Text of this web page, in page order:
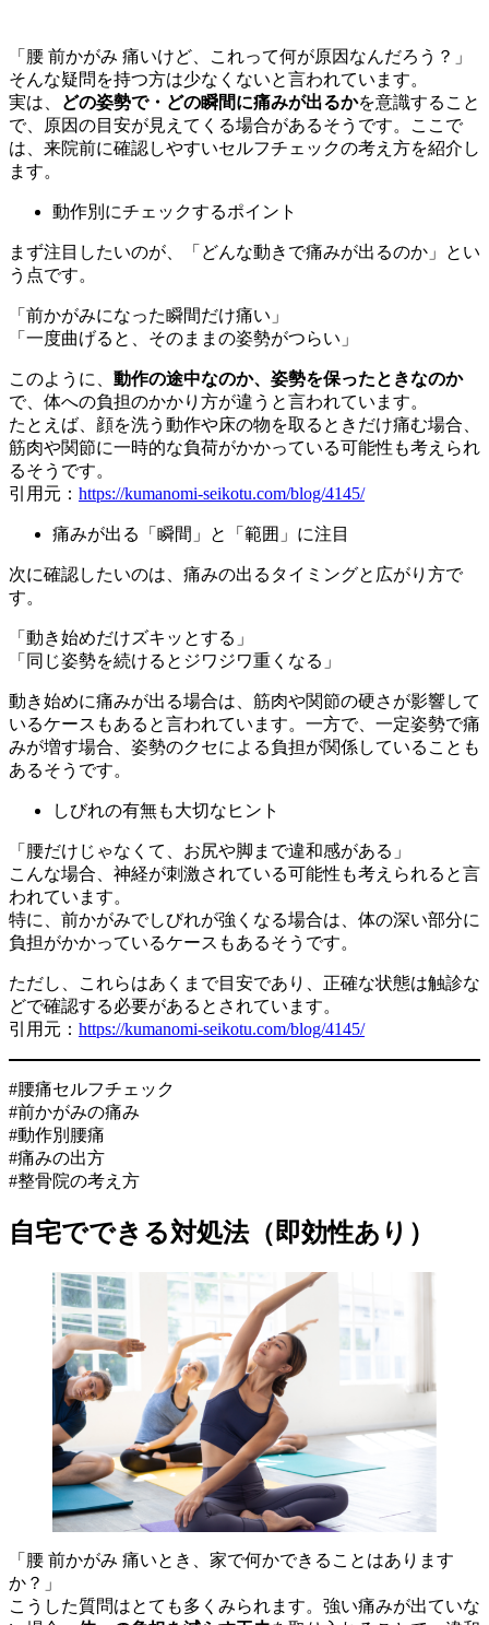
「腰 前かがみ 痛いけど、これって何が原因なんだろう？」
そんな疑問を持つ方は少なくないと言われています。
実は、
どの姿勢で・どの瞬間に痛みが出るかを意識すること
で、原因の目安が見えてくる場合があるそうです。ここで
は、来院前に確認しやすいセルフチェックの考え方を紹介し
ます。
動作別にチェックするポイント
まず注目したいのが、「どんな動きで痛みが出るのか」とい
う点です。
「前かがみになった瞬間だけ痛い」
「一度曲げると、そのままの姿勢がつらい」
このように、 動作の途中なのか、姿勢を保ったときなのか
で、体への負担のかかり方が違うと言われています。
たとえば、顔を洗う動作や床の物を取るときだけ痛む場合、
筋肉や関節に一時的な負荷がかかっている可能性も考えられ
るそうです。
引用元： https://kumanomi-seikotu.com/blog/4145/
痛みが出る「瞬間」と「範囲」に注目
次に確認したいのは、痛みの出るタイミングと広がり方で
す。
「動き始めだけズキッとする」
「同じ姿勢を続けるとジワジワ重くなる」
動き始めに痛みが出る場合は、筋肉や関節の硬さが影響して
いるケースもあると言われています。一方で、一定姿勢で痛
みが増す場合、姿勢のクセによる負担が関係していることも
あるそうです。
しびれの有無も大切なヒント
「腰だけじゃなくて、お尻や脚まで違和感がある」
こんな場合、神経が刺激されている可能性も考えられると言
われています。
特に、前かがみでしびれが強くなる場合は、体の深い部分に
負担がかかっているケースもあるそうです。
ただし、これらはあくまで目安であり、正確な状態は触診な
どで確認する必要があるとされています。
引用元： https://kumanomi-seikotu.com/blog/4145/
#腰痛セルフチェック
#前かがみの痛み
#動作別腰痛
#痛みの出方
#整骨院の考え方
自宅でできる対処法（即効性あり）
「腰 前かがみ 痛いとき、家で何かできることはあります
か？」
こうした質問はとても多くみられます。強い痛みが出ていな